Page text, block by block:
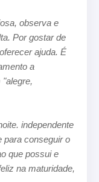
observa e
Por gostar de
ajuda. É
a
independente
para conseguir o
que possui e
na maturidade,